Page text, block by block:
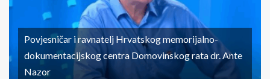
Povjesničar i ravnatelj Hrvatskog memorijalno-
dokumentacijskog centra Domovinskog rata dr. Ante
Nazor